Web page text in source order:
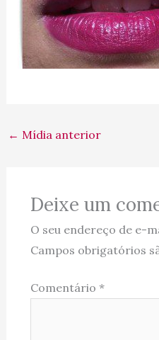
← Mídia anterior
Deixe um
O seu endereço de e-
Campos obrigatórios
Comentário *